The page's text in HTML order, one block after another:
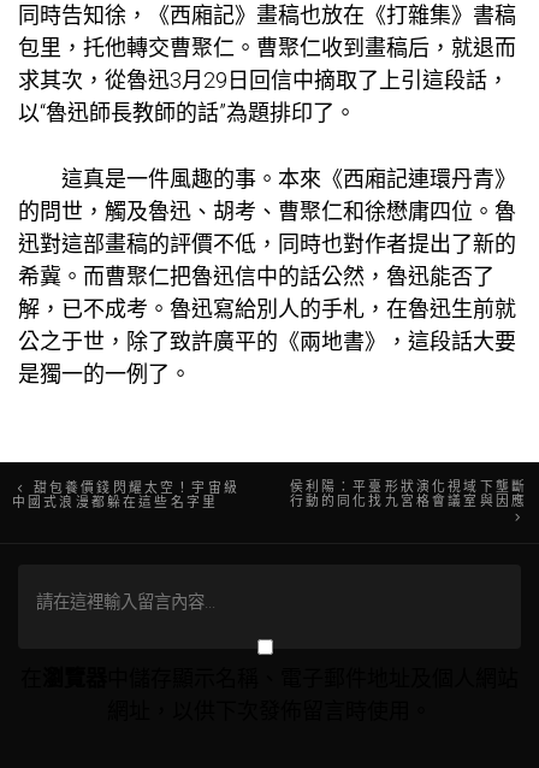
同時告知徐，《西廂記》畫稿也放在《打雜集》書稿
包里，托他轉交曹聚仁。曹聚仁收到畫稿后，就退而
求其次，從魯迅3月29日回信中摘取了上引這段話，
以“魯迅師長教師的話”為題排印了。
這真是一件風趣的事。本來《西廂記連環丹青》
的問世，觸及魯迅、胡考、曹聚仁和徐懋庸四位。魯
迅對這部畫稿的評價不低，同時也對作者提出了新的
希冀。而曹聚仁把魯迅信中的話公然，魯迅能否了
解，已不成考。魯迅寫給別人的手札，在魯迅生前就
公之于世，除了致許廣平的《兩地書》，這段話大要
是獨一的一例了。
文
導
甜包養價錢閃耀太空！宇宙級
中國式浪漫都躲在這些名字里
侯利陽：平臺形狀演化視域下壟斷
行動的同化找九宮格會議室與因應